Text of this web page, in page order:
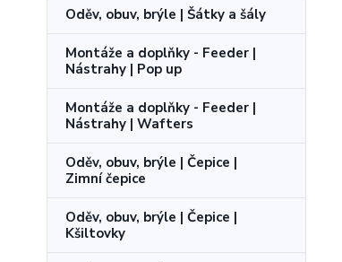
Oděv, obuv, brýle | Šátky a šály
Montáže a doplňky - Feeder |
Nástrahy | Pop up
Montáže a doplňky - Feeder |
Nástrahy | Wafters
Oděv, obuv, brýle | Čepice |
Zimní čepice
Oděv, obuv, brýle | Čepice |
Kšiltovky